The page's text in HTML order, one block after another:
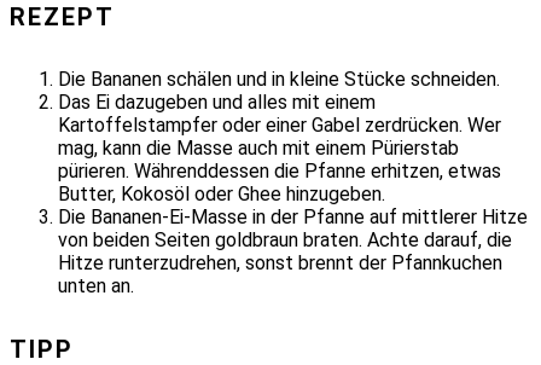
REZEPT
Die Bananen schälen und in kleine Stücke schneiden.
Das Ei dazugeben und alles mit einem
Kartoffelstampfer oder einer Gabel zerdrücken. Wer
mag, kann die Masse auch mit einem Pürierstab
pürieren. Währenddessen die Pfanne erhitzen, etwas
Butter, Kokosöl oder Ghee hinzugeben.
Die Bananen-Ei-Masse in der Pfanne auf mittlerer Hitze
von beiden Seiten goldbraun braten. Achte darauf, die
Hitze runterzudrehen, sonst brennt der Pfannkuchen
unten an.
TIPP